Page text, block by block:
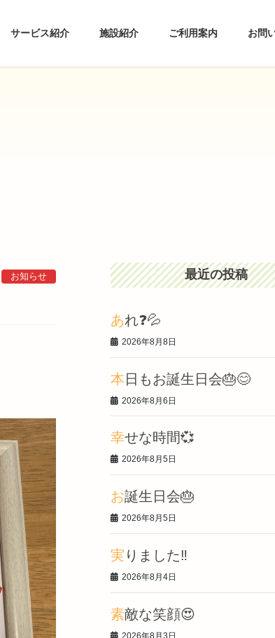
サービス紹介 施設紹介 ご利用案内 お問
お知らせ 最近の投稿
あれ❓💦
2026年8月8日
本日もお誕生日会🎂😊
2026年8月6日
幸せな時間💞
2026年8月5日
お誕生日会🎂
2026年8月5日
実りました‼️
2026年8月4日
素敵な笑顔😍
2026年8月3日